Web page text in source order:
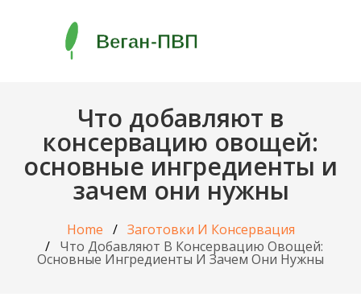
Что добавляют в
консервацию овощей:
основные ингредиенты и
зачем они нужны
Home
Заготовки И Консервация
Что Добавляют В Консервацию Овощей:
Основные Ингредиенты И Зачем Они Нужны